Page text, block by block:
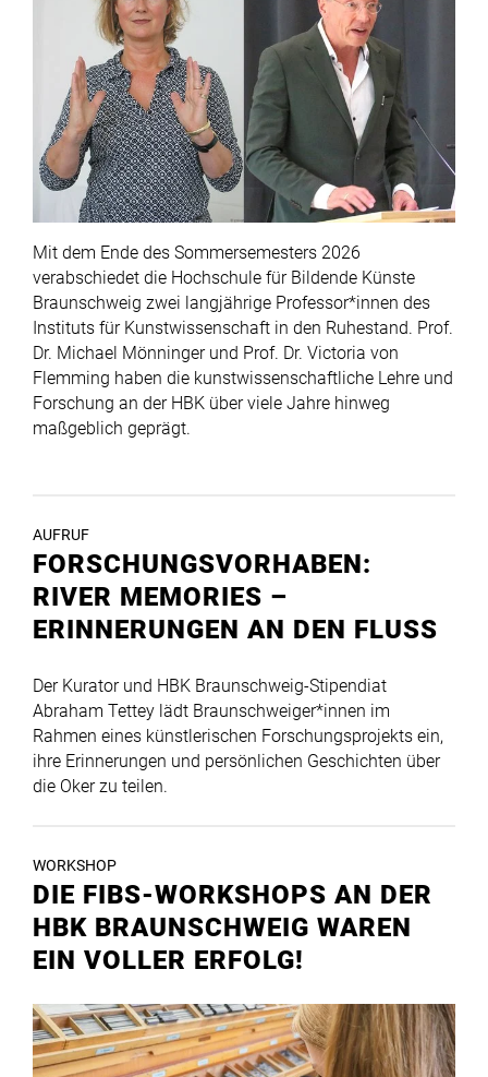
Mit dem Ende des Sommersemesters 2026
verabschiedet die Hochschule für Bildende Künste
Braunschweig zwei langjährige Professor*innen des
Instituts für Kunstwissenschaft in den Ruhestand. Prof.
Dr. Michael Mönninger und Prof. Dr. Victoria von
Flemming haben die kunstwissenschaftliche Lehre und
Forschung an der HBK über viele Jahre hinweg
maßgeblich geprägt.
AUFRUF
FORSCHUNGSVORHABEN:
RIVER MEMORIES –
ERINNERUNGEN AN DEN FLUSS
Der Kurator und HBK Braunschweig-Stipendiat
Abraham Tettey lädt Braunschweiger*innen im
Rahmen eines künstlerischen Forschungsprojekts ein,
ihre Erinnerungen und persönlichen Geschichten über
die Oker zu teilen.
WORKSHOP
DIE FIBS-WORKSHOPS AN DER
HBK BRAUNSCHWEIG WAREN
EIN VOLLER ERFOLG!